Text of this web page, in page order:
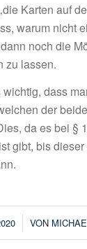
Karten auf
warum nicht
noch die
zu lassen.
dass
der
da es bei §
gibt, bis
VON